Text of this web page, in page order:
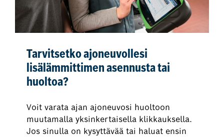
Tarvitsetko ajoneuvollesi
lisälämmittimen asennusta tai
huoltoa?
Voit varata ajan ajoneuvosi huoltoon
muutamalla yksinkertaisella klikkauksella.
Jos sinulla on kysyttävää tai haluat ensin